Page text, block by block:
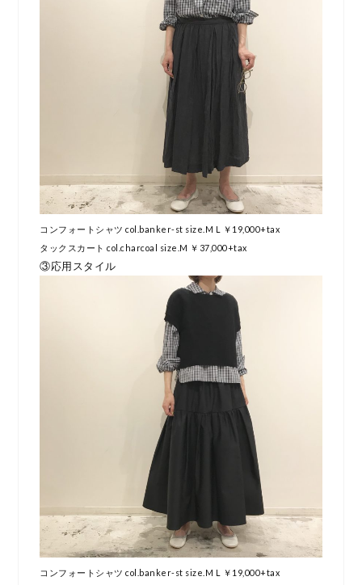
コンフォートシャツ col.banker-st size.M L ￥19,000+tax
タックスカート col.charcoal size.M ￥37,000+tax
③応用スタイル
コンフォートシャツ col.banker-st size.M L ￥19,000+tax